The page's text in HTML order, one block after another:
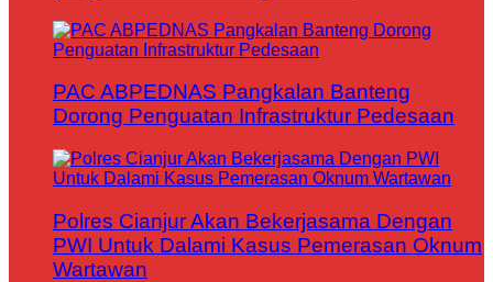
PAC ABPEDNAS Pangkalan Banteng
Dorong Penguatan Infrastruktur Pedesaan
Polres Cianjur Akan Bekerjasama Dengan
PWI Untuk Dalami Kasus Pemerasan Oknum
Wartawan